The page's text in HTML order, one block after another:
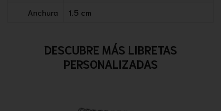
Anchura
1.5 cm
DESCUBRE MÁS LIBRETAS
PERSONALIZADAS